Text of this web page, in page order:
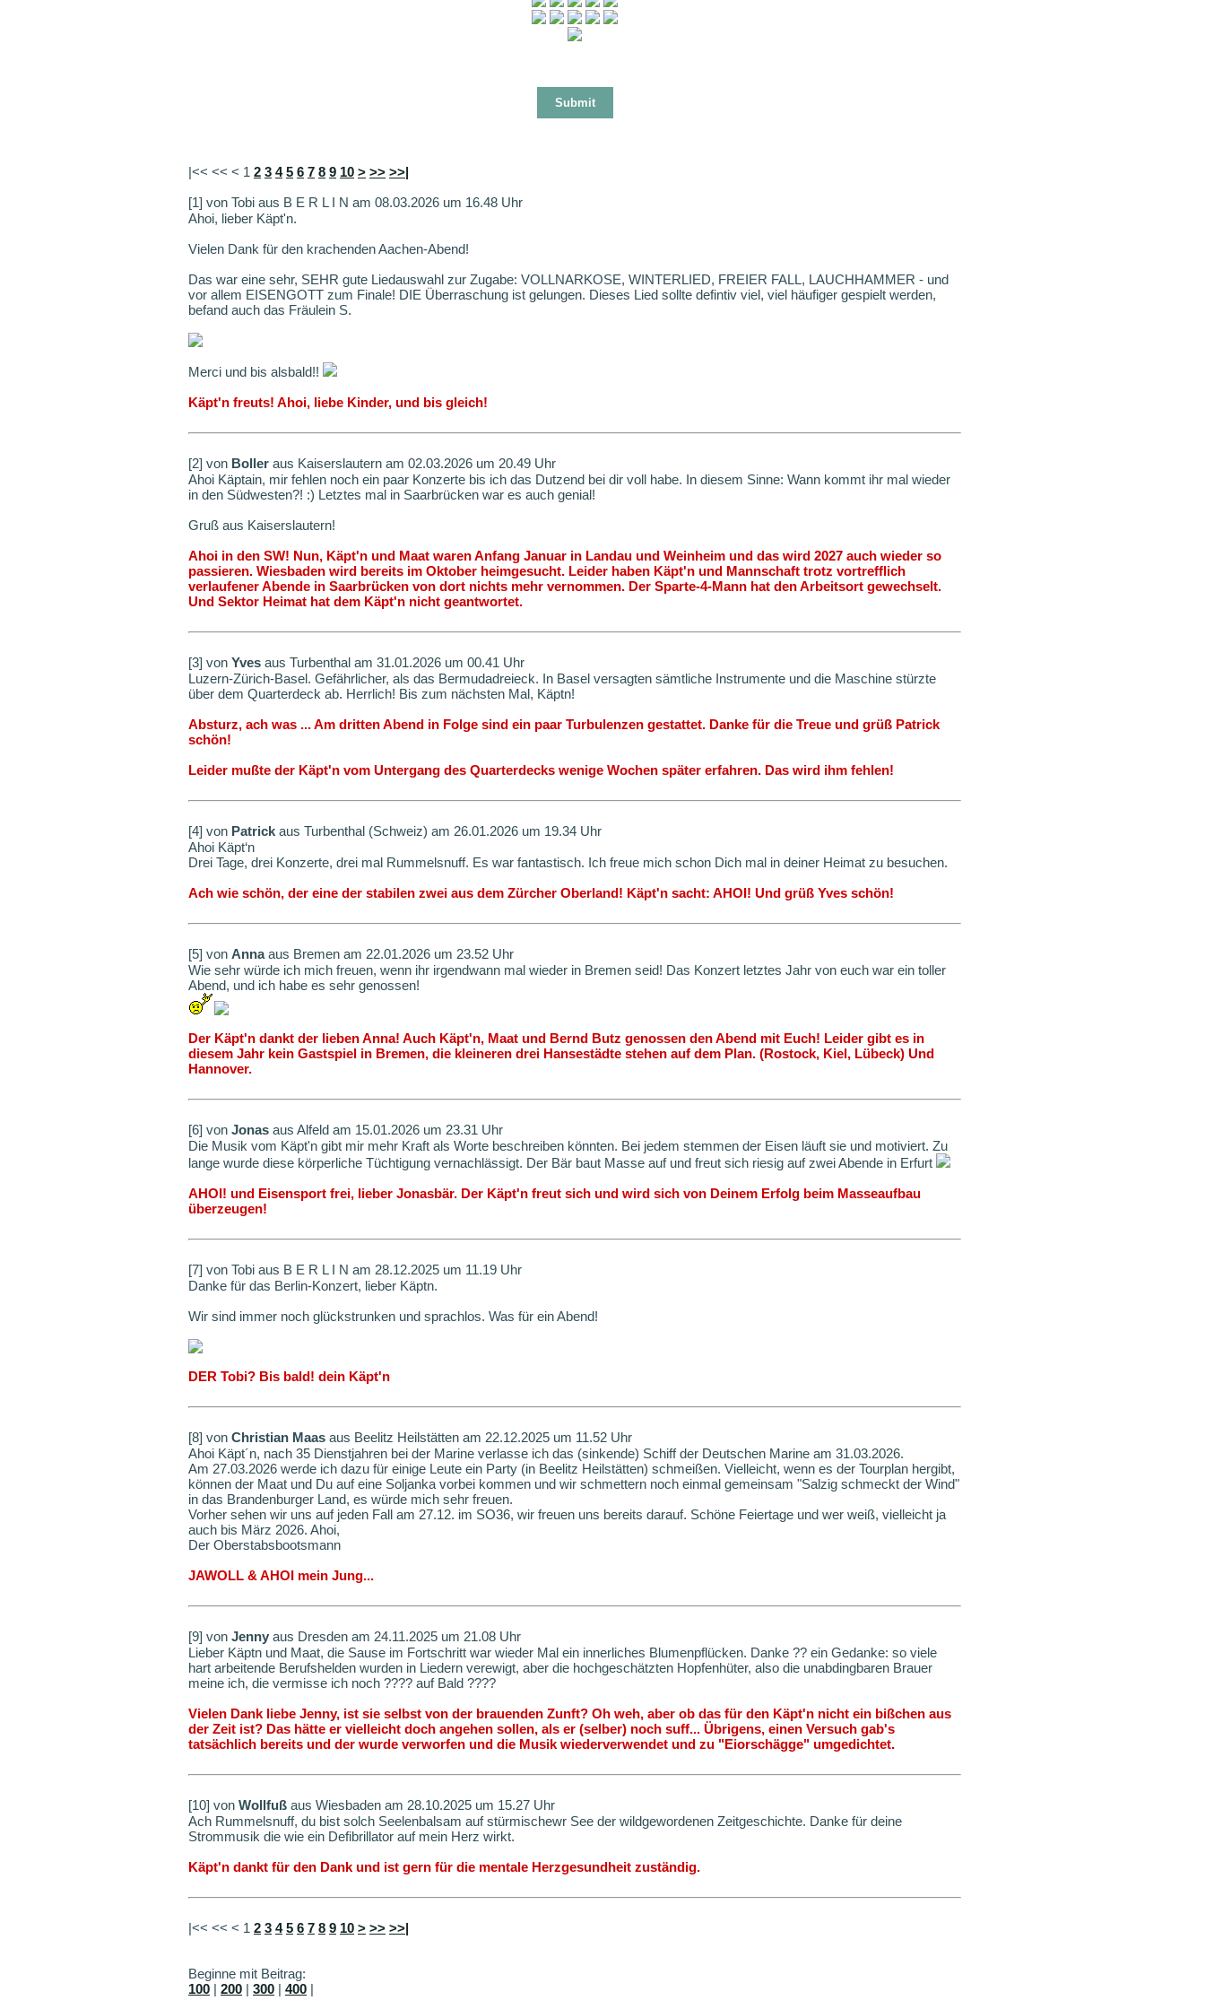
|<< << < 1 2 3 4 5 6 7 8 9 10 > >> >>|
[1] von Tobi aus B E R L I N am 08.03.2026 um 16.48 Uhr
Ahoi, lieber Käpt'n.
Vielen Dank für den krachenden Aachen-Abend!
Das war eine sehr, SEHR gute Liedauswahl zur Zugabe: VOLLNARKOSE, WINTERLIED, FREIER FALL, LAUCHHAMMER - und
vor allem EISENGOTT zum Finale! DIE Überraschung ist gelungen. Dieses Lied sollte defintiv viel, viel häufiger gespielt werden,
befand auch das Fräulein S.
Merci und bis alsbald!!
Käpt'n freuts! Ahoi, liebe Kinder, und bis gleich!
[2] von Boller aus Kaiserslautern am 02.03.2026 um 20.49 Uhr
Ahoi Käptain, mir fehlen noch ein paar Konzerte bis ich das Dutzend bei dir voll habe. In diesem Sinne: Wann kommt ihr mal wieder
in den Südwesten?! :) Letztes mal in Saarbrücken war es auch genial!
Gruß aus Kaiserslautern!
Ahoi in den SW! Nun, Käpt'n und Maat waren Anfang Januar in Landau und Weinheim und das wird 2027 auch wieder so
passieren. Wiesbaden wird bereits im Oktober heimgesucht. Leider haben Käpt'n und Mannschaft trotz vortrefflich
verlaufener Abende in Saarbrücken von dort nichts mehr vernommen. Der Sparte-4-Mann hat den Arbeitsort gewechselt.
Und Sektor Heimat hat dem Käpt'n nicht geantwortet.
[3] von Yves aus Turbenthal am 31.01.2026 um 00.41 Uhr
Luzern-Zürich-Basel. Gefährlicher, als das Bermudadreieck. In Basel versagten sämtliche Instrumente und die Maschine stürzte
über dem Quarterdeck ab. Herrlich! Bis zum nächsten Mal, Käptn!
Absturz, ach was ... Am dritten Abend in Folge sind ein paar Turbulenzen gestattet. Danke für die Treue und grüß Patrick
schön!
Leider mußte der Käpt'n vom Untergang des Quarterdecks wenige Wochen später erfahren. Das wird ihm fehlen!
[4] von Patrick aus Turbenthal (Schweiz) am 26.01.2026 um 19.34 Uhr
Ahoi Käpt‘n
Drei Tage, drei Konzerte, drei mal Rummelsnuff. Es war fantastisch. Ich freue mich schon Dich mal in deiner Heimat zu besuchen.
Ach wie schön, der eine der stabilen zwei aus dem Zürcher Oberland! Käpt'n sacht: AHOI! Und grüß Yves schön!
[5] von Annaaus Bremen am 22.01.2026 um 23.52 Uhr
Wie sehr würde ich mich freuen, wenn ihr irgendwann mal wieder in Bremen seid! Das Konzert letztes Jahr von euch war ein toller
Abend, und ich habe es sehr genossen!
Der Käpt'n dankt der lieben Anna! Auch Käpt'n, Maat und Bernd Butz genossen den Abend mit Euch! Leider gibt es in
diesem Jahr kein Gastspiel in Bremen, die kleineren drei Hansestädte stehen auf dem Plan. (Rostock, Kiel, Lübeck) Und
Hannover.
[6] von Jonas aus Alfeld am 15.01.2026 um 23.31 Uhr
Die Musik vom Käpt'n gibt mir mehr Kraft als Worte beschreiben könnten. Bei jedem stemmen der Eisen läuft sie und motiviert. Zu
lange wurde diese körperliche Tüchtigung vernachlässigt. Der Bär baut Masse auf und freut sich riesig auf zwei Abende in Erfurt
AHOI! und Eisensport frei, lieber Jonasbär. Der Käpt'n freut sich und wird sich von Deinem Erfolg beim Masseaufbau
überzeugen!
[7] von Tobi aus B E R L I N am 28.12.2025 um 11.19 Uhr
Danke für das Berlin-Konzert, lieber Käptn.
Wir sind immer noch glückstrunken und sprachlos. Was für ein Abend!
DER Tobi? Bis bald! dein Käpt'n
[8] von Christian Maas aus Beelitz Heilstätten am 22.12.2025 um 11.52 Uhr
Ahoi Käpt´n, nach 35 Dienstjahren bei der Marine verlasse ich das (sinkende) Schiff der Deutschen Marine am 31.03.2026.
Am 27.03.2026 werde ich dazu für einige Leute ein Party (in Beelitz Heilstätten) schmeißen. Vielleicht, wenn es der Tourplan hergibt,
können der Maat und Du auf eine Soljanka vorbei kommen und wir schmettern noch einmal gemeinsam "Salzig schmeckt der Wind"
in das Brandenburger Land, es würde mich sehr freuen.
Vorher sehen wir uns auf jeden Fall am 27.12. im SO36, wir freuen uns bereits darauf. Schöne Feiertage und wer weiß, vielleicht ja
auch bis März 2026. Ahoi,
Der Oberstabsbootsmann
JAWOLL & AHOI mein Jung...
[9] von Jenny aus Dresden am 24.11.2025 um 21.08 Uhr
Lieber Käptn und Maat, die Sause im Fortschritt war wieder Mal ein innerliches Blumenpflücken. Danke ?? ein Gedanke: so viele
hart arbeitende Berufshelden wurden in Liedern verewigt, aber die hochgeschätzten Hopfenhüter, also die unabdingbaren Brauer
meine ich, die vermisse ich noch ???? auf Bald ????
Vielen Dank liebe Jenny, ist sie selbst von der brauenden Zunft? Oh weh, aber ob das für den Käpt'n nicht ein bißchen aus
der Zeit ist? Das hätte er vielleicht doch angehen sollen, als er (selber) noch suff... Übrigens, einen Versuch gab's
tatsächlich bereits und der wurde verworfen und die Musik wiederverwendet und zu "Eiorschägge" umgedichtet.
[10] von Wollfuß aus Wiesbaden am 28.10.2025 um 15.27 Uhr
Ach Rummelsnuff, du bist solch Seelenbalsam auf stürmischewr See der wildgewordenen Zeitgeschichte. Danke für deine
Strommusik die wie ein Defibrillator auf mein Herz wirkt.
Käpt'n dankt für den Dank und ist gern für die mentale Herzgesundheit zuständig.
|<< << < 1 2 3 4 5 6 7 8 9 10 > >> >>|
Beginne mit Beitrag:
100 | 200 | 300 | 400 |